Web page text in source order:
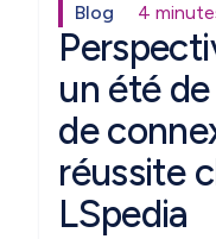
Blog 4
un été
de
réussite
LSpedia